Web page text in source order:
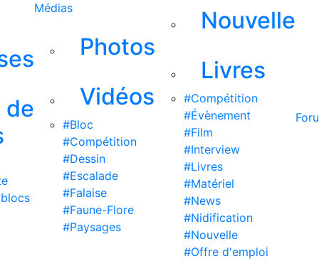
de
Médias
Photos
Vidéos
#Bloc
#Compétition
#Dessin
#Escalade
#Falaise
#Faune-Flore
#Paysages
Nouvelle
Livres
#Compétition
#Évènement
#Film
#Interview
#Livres
#Matériel
#News
#Nidification
#Nouvelle
#Offre d'emploi